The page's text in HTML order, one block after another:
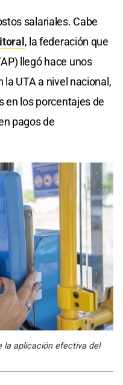
salariales. Cabe
, la federación que
llegó hace unos
UTA a nivel nacional,
en los porcentajes de
pagos de
la aplicación efectiva del